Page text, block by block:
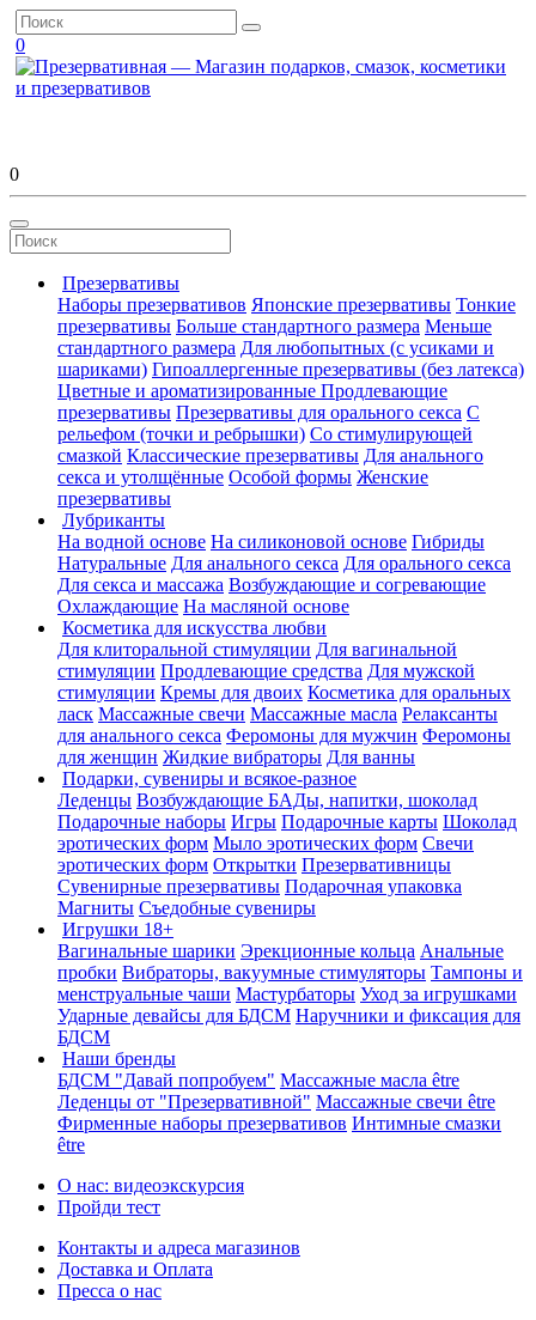
0
0
Презервативы
Наборы презервативов Японские презервативы Тонкие
презервативы Больше стандартного размера Меньше
стандартного размера Для любопытных (с усиками и
шариками) Гипоаллергенные презервативы (без латекса)
Цветные и ароматизированные Продлевающие
презервативы Презервативы для орального секса С
рельефом (точки и ребрышки) Со стимулирующей
смазкой Классические презервативы Для анального
секса и утолщённые Особой формы Женские
презервативы
Лубриканты
На водной основе На силиконовой основе Гибриды
Натуральные Для анального секса Для орального секса
Для секса и массажа Возбуждающие и согревающие
Охлаждающие На масляной основе
Косметика для искусства любви
Для клиторальной стимуляции Для вагинальной
стимуляции Продлевающие средства Для мужской
стимуляции Кремы для двоих Косметика для оральных
ласк Массажные свечи Массажные масла Релаксанты
для анального секса Феромоны для мужчин Феромоны
для женщин Жидкие вибраторы Для ванны
Подарки, сувениры и всякое-разное
Леденцы Возбуждающие БАДы, напитки, шоколад
Подарочные наборы Игры Подарочные карты Шоколад
эротических форм Мыло эротических форм Свечи
эротических форм Открытки Презервативницы
Сувенирные презервативы Подарочная упаковка
Магниты Съедобные сувениры
Игрушки 18+
Вагинальные шарики Эрекционные кольца Анальные
пробки Вибраторы, вакуумные стимуляторы Тампоны и
менструальные чаши Мастурбаторы Уход за игрушками
Ударные девайсы для БДСМ Наручники и фиксация для
БДСМ
Наши бренды
БДСМ "Давай попробуем" Массажные масла être
Леденцы от "Презервативной" Массажные свечи être
Фирменные наборы презервативов Интимные смазки
être
О нас: видеоэкскурсия
Пройди тест
Контакты и адреса магазинов
Доставка и Оплата
Пресса о нас